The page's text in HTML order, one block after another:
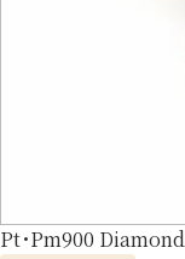
Pt･Pm900